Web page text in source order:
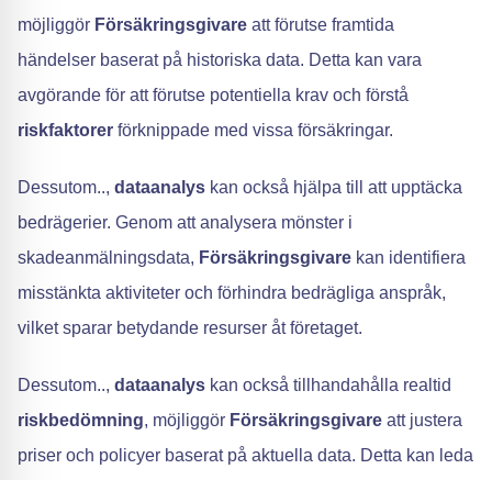
möjliggör Försäkringsgivare att förutse framtida
händelser baserat på historiska data. Detta kan vara
avgörande för att förutse potentiella krav och förstå
riskfaktorer förknippade med vissa försäkringar.
Dessutom.., dataanalys kan också hjälpa till att upptäcka
bedrägerier. Genom att analysera mönster i
skadeanmälningsdata, Försäkringsgivare kan identifiera
misstänkta aktiviteter och förhindra bedrägliga anspråk,
vilket sparar betydande resurser åt företaget.
Dessutom.., dataanalys kan också tillhandahålla realtid
riskbedömning, möjliggör Försäkringsgivare att justera
priser och policyer baserat på aktuella data. Detta kan leda